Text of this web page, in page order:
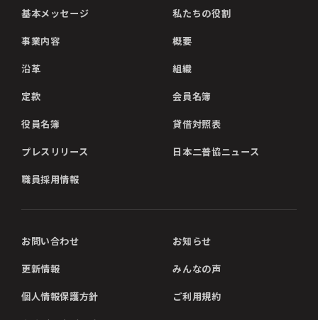
基本メッセージ 私たちの役割
事業内容 概要
沿革 組織
定款 会員名簿
役員名簿 貸借対照表
プレスリリース 日本二普協ニュース
職員採用情報
お問い合わせ お知らせ
更新情報 みんなの声
個人情報保護方針 ご利用規約